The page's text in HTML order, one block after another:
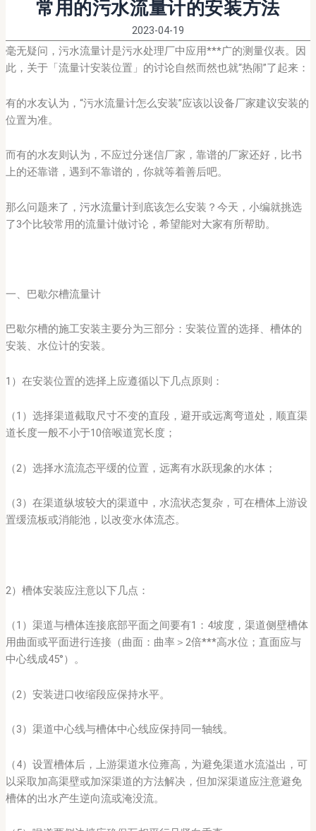
常用的污水流量计的安装方法
2023-04-19
毫无疑问，污水流量计是污水处理厂中应用***广的测量仪表。因
此，关于「流量计安装位置」的讨论自然而然也就“热闹”了起来：
有的水友认为，“污水流量计怎么安装”应该以设备厂家建议安装的
位置为准。
而有的水友则认为，不应过分迷信厂家，靠谱的厂家还好，比书
上的还靠谱，遇到不靠谱的，你就等着善后吧。
那么问题来了， 污水流量计到底该怎么安装？今天，小编就挑选
了3个比较常用的流量计做讨论，希望能对大家有所帮助。
一、巴歇尔槽流量计
巴歇尔槽的施工安装主要分为三部分：安装位置的选择、槽体的
安装、水位计的安装。
1）在安装位置的选择上应遵循以下几点原则：
（1）选择渠道截取尺寸不变的直段，避开或远离弯道处，顺直渠
道长度一般不小于10倍喉道宽长度；
（2）选择水流流态平缓的位置，远离有水跃现象的水体；
（3）在渠道纵坡较大的渠道中，水流状态复杂，可在槽体上游设
置缓流板或消能池，以改变水体流态。
2）槽体安装应注意以下几点：
（1）渠道与槽体连接底部平面之间要有1：4坡度，渠道侧壁槽体
用曲面或平面进行连接（曲面：曲率＞2倍***高水位；直面应与
中心线成45°）。
（2）安装进口收缩段应保持水平。
（3）渠道中心线与槽体中心线应保持同一轴线。
（4）设置槽体后，上游渠道水位雍高，为避免渠道水流溢出，可
以采取加高渠壁或加深渠道的方法解决，但加深渠道应注意避免
槽体的出水产生逆向流或淹没流。